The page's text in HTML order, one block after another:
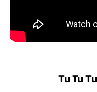
Tu Tu Tu